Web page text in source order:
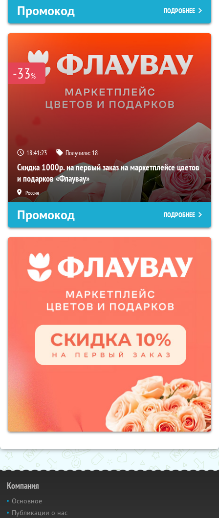
Промокод ПОДРОБНЕЕ
-33%
18:41:22 Получили: 18
Скидка 1000р. на первый заказ на маркетплейсе цветов
и подарков «Флаувау»
Россия
Промокод ПОДРОБНЕЕ
Компания
Основное
Публикации о нас